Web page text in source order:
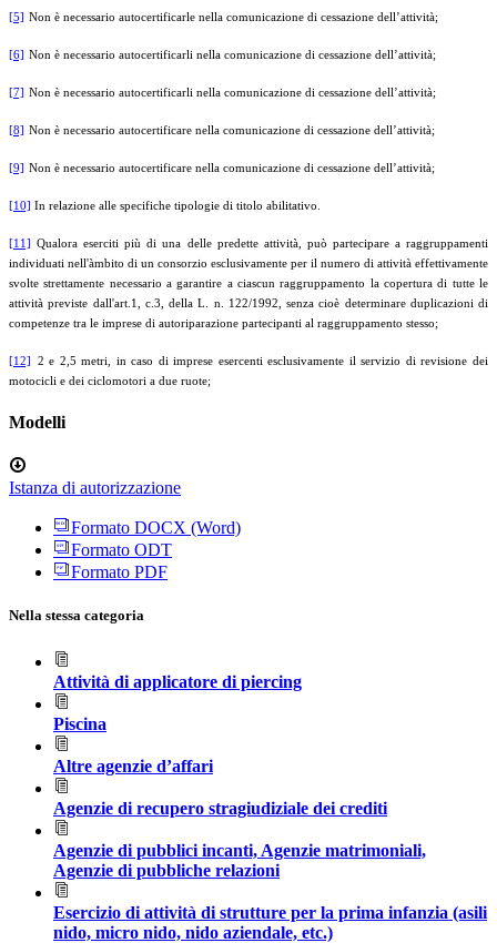
[5] Non è necessario autocertificarle nella comunicazione di cessazione dell’attività;
[6] Non è necessario autocertificarli nella comunicazione di cessazione dell’attività;
[7] Non è necessario autocertificarli nella comunicazione di cessazione dell’attività;
[8] Non è necessario autocertificare nella comunicazione di cessazione dell’attività;
[9] Non è necessario autocertificare nella comunicazione di cessazione dell’attività;
[10] In relazione alle specifiche tipologie di titolo abilitativo.
[11]
Qualora eserciti più di una delle predette attività, può partecipare a raggruppamenti
individuati nell'àmbito di un consorzio esclusivamente per il numero di attività effettivamente
svolte strettamente necessario a garantire a ciascun raggruppamento la copertura di tutte le
attività previste dall'art.1, c.3, della L. n. 122/1992, senza cioè determinare duplicazioni di
competenze tra le imprese di autoriparazione partecipanti al raggruppamento stesso;
[12]
2 e 2,5 metri, in caso di imprese esercenti esclusivamente il servizio di revisione dei
motocicli e dei ciclomotori a due ruote;
Modelli
Istanza di autorizzazione
Formato DOCX (Word)
Formato ODT
Formato PDF
Nella stessa categoria
Attività di applicatore di piercing
Piscina
Altre agenzie d’affari
Agenzie di recupero stragiudiziale dei crediti
Agenzie di pubblici incanti, Agenzie matrimoniali,
Agenzie di pubbliche relazioni
Esercizio di attività di strutture per la prima infanzia (asili
nido, micro nido, nido aziendale, etc.)